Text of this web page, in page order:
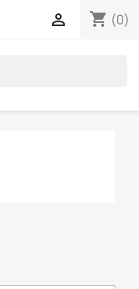
shopping_cart (0)
